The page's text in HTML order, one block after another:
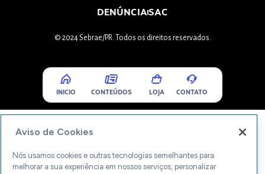
DENÚNCIASAC
© 2024 Sebrae/PR. Todos os direitos reservados.
INICIO CONTEÚDOS LOJA CONTATO
Aviso de Cookies
Nós usamos cookies e outras tecnologias semelhantes para
melhorar a sua experiência em nossos serviços, personalizar